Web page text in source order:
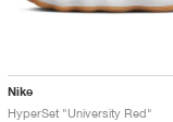
Nike
HyperSet "University Red"